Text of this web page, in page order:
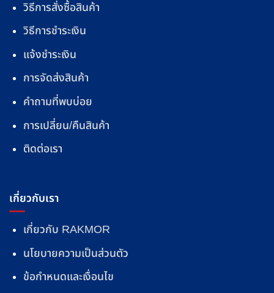
วิธีการสั่งซื้อสินค้า
วิธีการชำระเงิน
แจ้งชำระเงิน
การจัดส่งสินค้า
คำถามที่พบบ่อย
การเปลี่ยน/คืนสินค้า
ติดต่อเรา
เกี่ยวกับเรา
เกี่ยวกับ RAKMOR
นโยบายความเป็นส่วนตัว
ข้อกำหนดและเงื่อนไข